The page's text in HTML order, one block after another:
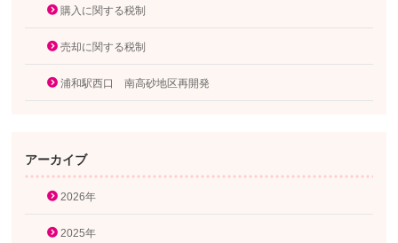
購入に関する税制
売却に関する税制
浦和駅西口 南高砂地区再開発
アーカイブ
2026年
2025年